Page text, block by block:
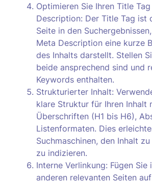
Optimieren Sie Ihren Title
Description: Der Title Tag ist
Seite in den
Meta Description eine kurze
des Inhalts darstellt. Stellen
beide ansprechend sind und
Keywords enthalten.
Strukturierter Inhalt:
klare Struktur für Ihren Inhalt
Überschriften (H1 bis H6),
Listenformaten. Dies
Suchmaschinen, den Inhalt
zu indizieren.
Interne Verlinkung: Fügen Sie
anderen relevanten Seiten